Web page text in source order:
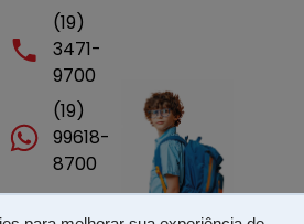
(19)
3471-
9700
(19)
99618-
8700